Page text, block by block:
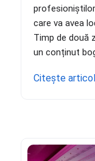
care va avea
Timp de două
un conținut
Citește